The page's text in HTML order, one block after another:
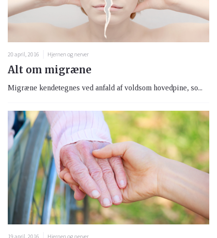
20 april, 2016 Hjernen og nerver
Alt om migræne
Migræne kendetegnes ved anfald af voldsom hovedpine, so...
19 april, 2016 Hjernen og nerver